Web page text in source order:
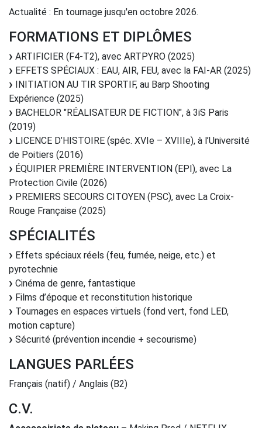
Actualité : En tournage jusqu'en octobre 2026.
FORMATIONS ET DIPLÔMES
ARTIFICIER (F4-T2), avec ARTPYRO (2025)
EFFETS SPÉCIAUX : EAU, AIR, FEU, avec la FAI-AR (2025)
INITIATION AU TIR SPORTIF, au Barp Shooting
Expérience (2025)
BACHELOR "RÉALISATEUR DE FICTION", à 3iS Paris
(2019)
LICENCE D’HISTOIRE (spéc. XVIe – XVIIIe), à l’Université
de Poitiers (2016)
ÉQUIPIER PREMIÈRE INTERVENTION (EPI), avec La
Protection Civile (2026)
PREMIERS SECOURS CITOYEN (PSC), avec La Croix-
Rouge Française (2025)
SPÉCIALITÉS
Effets spéciaux réels (feu, fumée, neige, etc.) et
pyrotechnie
Cinéma de genre, fantastique
Films d’époque et reconstitution historique
Tournages en espaces virtuels (fond vert, fond LED,
motion capture)
Sécurité (prévention incendie + secourisme)
LANGUES PARLÉES
Français (natif) / Anglais (B2)
C.V.